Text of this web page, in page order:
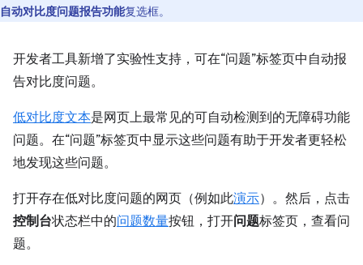
自动对比度问题报告功能复选框。
开发者工具新增了实验性支持，可在“问题”标签页中自动报
告对比度问题。
低对比度文本是网页上最常见的可自动检测到的无障碍功能
问题。在“问题”标签页中显示这些问题有助于开发者更轻松
地发现这些问题。
打开存在低对比度问题的网页（例如此演示）。然后，点击
控制台状态栏中的问题数量按钮，打开问题标签页，查看问
题。